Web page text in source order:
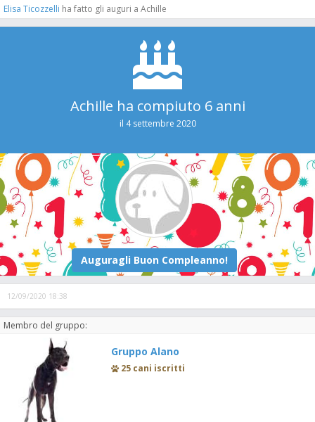
Elisa Ticozzelli ha fatto gli auguri a Achille
Achille ha compiuto 6 anni
il 4 settembre 2020
12/09/2020 18:38
Membro del gruppo:
Gruppo Alano
25 cani iscritti